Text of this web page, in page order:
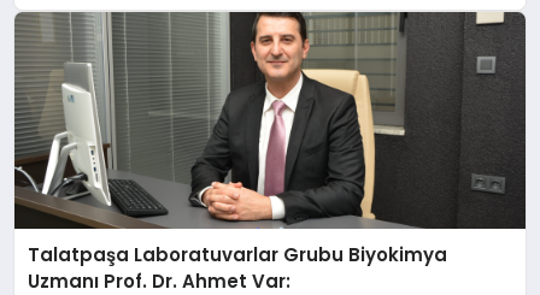
Talatpaşa Laboratuvarlar Grubu Biyokimya
Uzmanı Prof. Dr. Ahmet Var: